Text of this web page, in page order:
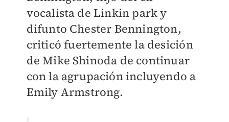
vocalista de Linkin park y
difunto Chester Bennington,
criticó fuertemente la desición
de Mike Shinoda de continuar
con la agrupación incluyendo a
Emily Armstrong.